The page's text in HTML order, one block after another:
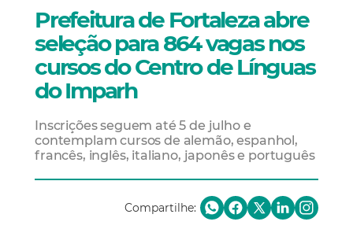
Prefeitura de Fortaleza abre
seleção para 864 vagas nos
cursos do Centro de Línguas
do Imparh
Inscrições seguem até 5 de julho e
contemplam cursos de alemão, espanhol,
francês, inglês, italiano, japonês e português
Compartilhe: